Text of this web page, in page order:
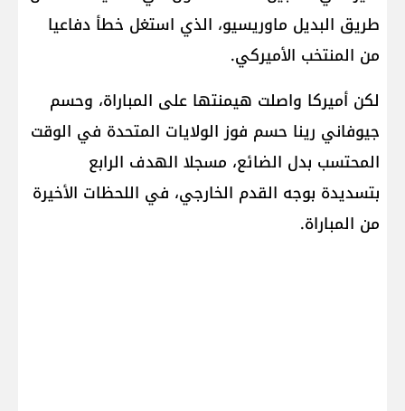
طريق البديل ماوريسيو، الذي استغل خطأ دفاعيا
من المنتخب الأميركي.
لكن أميركا واصلت هيمنتها على المباراة، وحسم
جيوفاني رينا حسم فوز الولايات المتحدة في الوقت
المحتسب بدل الضائع، مسجلا الهدف ⁠الرابع
بتسديدة بوجه القدم الخارجي، في ‌اللحظات الأخيرة
من المباراة.